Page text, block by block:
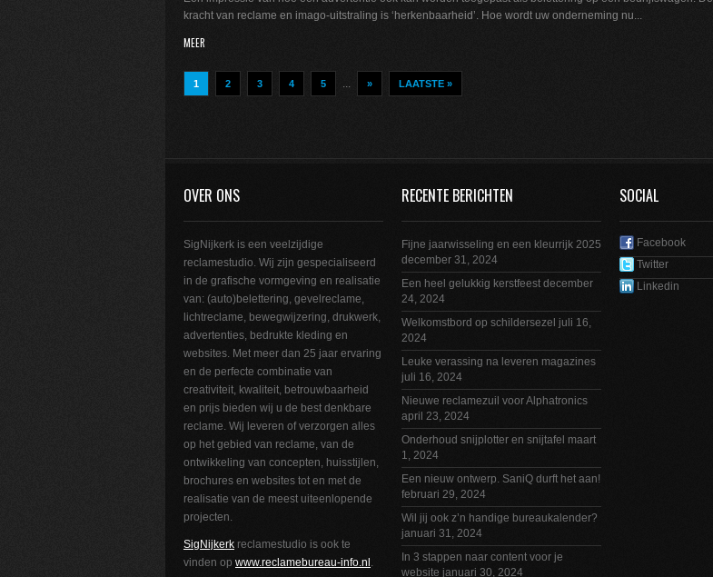
kracht van reclame en imago-uitstraling is ‘herkenbaarheid’. Hoe wordt uw onderneming nu...
MEER
1 2 3 4 5 ... » LAATSTE »
OVER ONS
SigNijkerk is een veelzijdige
reclamestudio. Wij zijn gespecialiseerd
in de grafische vormgeving en realisatie
van: (auto)belettering, gevelreclame,
lichtreclame, bewegwijzering, drukwerk,
advertenties, bedrukte kleding en
websites. Met meer dan 25 jaar ervaring
en de perfecte combinatie van
creativiteit, kwaliteit, betrouwbaarheid
en prijs bieden wij u de best denkbare
reclame. Wij leveren of verzorgen alles
op het gebied van reclame, van de
ontwikkeling van concepten, huisstijlen,
brochures en websites tot en met de
realisatie van de meest uiteenlopende
projecten.
SigNijkerk reclamestudio is ook te
vinden op www.reclamebureau-info.nl .
RECENTE BERICHTEN
Fijne jaarwisseling en een kleurrijk 2025
december 31, 2024
Een heel gelukkig kerstfeest december
24, 2024
Welkomstbord op schildersezel juli 16,
2024
Leuke verassing na leveren magazines
juli 16, 2024
Nieuwe reclamezuil voor Alphatronics
april 23, 2024
Onderhoud snijplotter en snijtafel maart
1, 2024
Een nieuw ontwerp. SaniQ durft het aan!
februari 29, 2024
Wil jij ook z’n handige bureaukalender?
januari 31, 2024
In 3 stappen naar content voor je
website januari 30, 2024
SOCIAL
Facebook
Twitter
Linkedin